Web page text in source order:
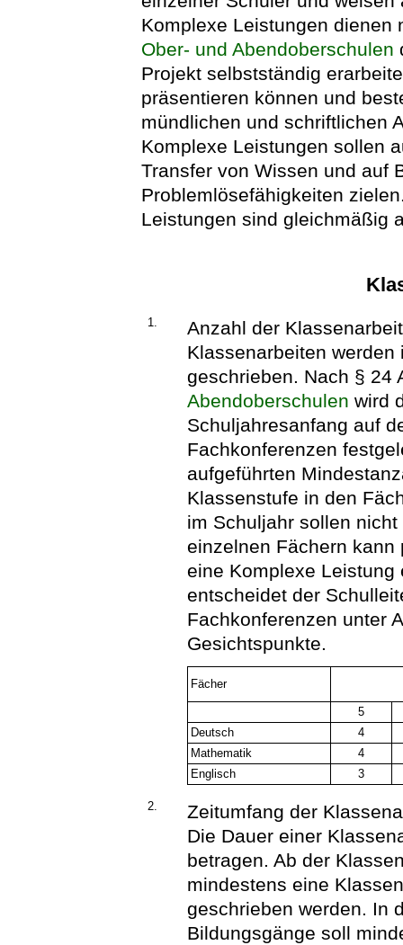
Komplexe Leistungen
Ober- und Abendoberschulen
Projekt selbstständig
präsentieren können und
mündlichen und schriftlichen
Komplexe Leistungen sollen
Transfer von Wissen und auf
Problemlösefähigkeiten
Leistungen sind gleichmäßig
1.
Anzahl der
Klassenarbeiten
geschrieben. Nach § 24
Abendoberschulen wird
Schuljahresanfang auf
Fachkonferenzen
aufgeführten
Klassenstufe in den
im Schuljahr sollen
einzelnen Fächern
eine Komplexe Leistung
entscheidet der
Fachkonferenzen unter
Gesichtspunkte.
Fächer
5
Deutsch
4
Mathematik
4
Englisch
3
2.
Zeitumfang der
Die Dauer einer
betragen. Ab der
mindestens eine
geschrieben werden. In
Bildungsgänge soll